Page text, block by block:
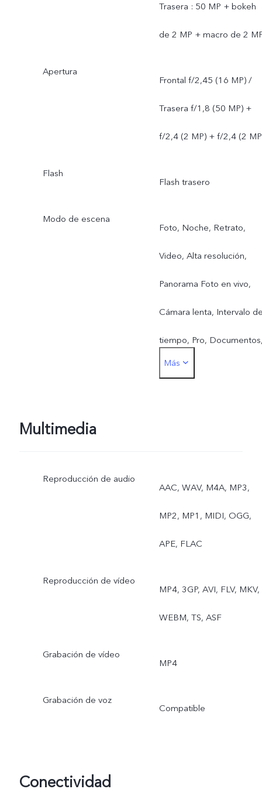
Trasera : 50 MP + bokeh
de 2 MP + macro de 2
Apertura
Frontal f/2,45 (16 MP) /
Trasera f/1,8 (50 MP) +
f/2,4 (2 MP) + f/2,4 (2
Flash
Flash trasero
Modo de escena
Foto, Noche, Retrato,
Video, Alta resolución,
Panorama Foto en vivo,
Cámara lenta, Intervalo
tiempo, Pro,
Exposición doble
Más
Multimedia
Reproducción de audio
AAC, WAV, M4A, MP3,
MP2, MP1, MIDI, OGG,
APE, FLAC
Reproducción de vídeo
MP4, 3GP, AVI, FLV, MKV,
WEBM, TS, ASF
Grabación de vídeo
MP4
Grabación de voz
Compatible
Conectividad